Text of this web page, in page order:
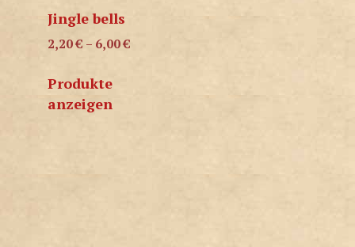
Jingle bells
2,20€ – 6,00€
Produkte
anzeigen